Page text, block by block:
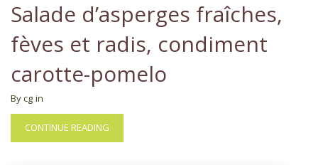
Salade d’asperges fraîches,
fèves et radis, condiment
carotte-pomelo
By cg in
CONTINUE READING